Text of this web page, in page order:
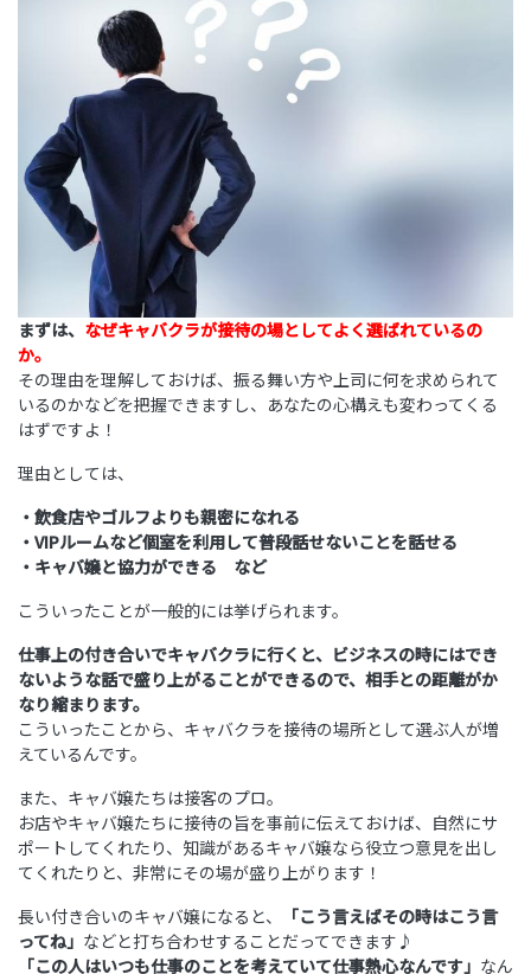
まずは、 なぜキャバクラが接待の場としてよく選ばれているの
か。
その理由を理解しておけば、振る舞い方や上司に何を求められて
いるのかなどを把握できますし、あなたの心構えも変わってくる
はずですよ！
理由としては、
・飲食店やゴルフよりも親密になれる
・VIPルームなど個室を利用して普段話せないことを話せる
・キャバ嬢と協力ができる など
こういったことが一般的には挙げられます。
仕事上の付き合いでキャバクラに行くと、ビジネスの時にはでき
ないような話で盛り上がることができるので、相手との距離がか
なり縮まります。
こういったことから、キャバクラを接待の場所として選ぶ人が増
えているんです。
また、キャバ嬢たちは接客のプロ。
お店やキャバ嬢たちに接待の旨を事前に伝えておけば、自然にサ
ポートしてくれたり、知識があるキャバ嬢なら役立つ意見を出し
てくれたりと、非常にその場が盛り上がります！
長い付き合いのキャバ嬢になると、
「こう言えばその時はこう言
ってね」 などと打ち合わせすることだってできます♪
「この人はいつも仕事のことを考えていて仕事熱心なんです」 なん